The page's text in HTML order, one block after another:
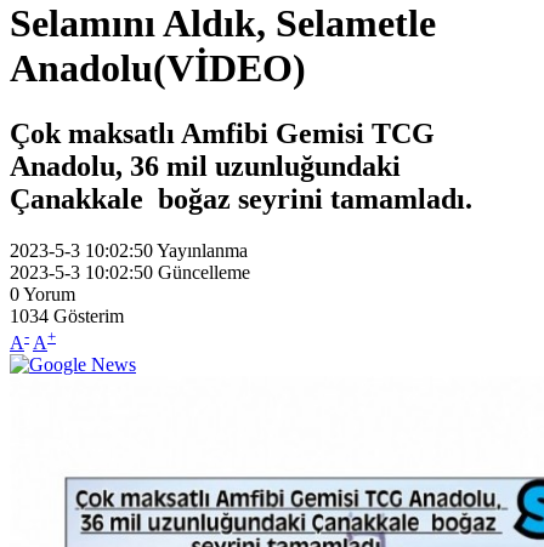
Selamını Aldık, Selametle
Anadolu(VİDEO)
Çok maksatlı Amfibi Gemisi TCG
Anadolu, 36 mil uzunluğundaki
Çanakkale boğaz seyrini tamamladı.
2023-5-3 10:02:50Yayınlanma
2023-5-3 10:02:50 Güncelleme
0Yorum
1034 Gösterim
A- A+